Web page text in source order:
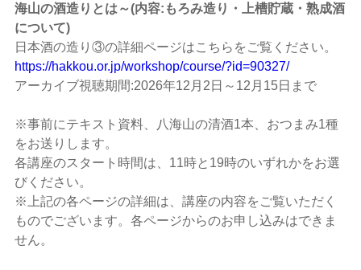
海山の酒造りとは～(内容:もろみ造り・上槽貯蔵・熟成酒
について)
日本酒の造り③の詳細ページはこちらをご覧ください。
https://hakkou.or.jp/workshop/course/?id=90327/
アーカイブ視聴期間:2026年12月2日～12月15日まで
※事前にテキスト資料、八海山の清酒1本、おつまみ1種
をお送りします。
各講座のスタート時間は、11時と19時のいずれかをお選
びください。
※上記の各ページの詳細は、講座の内容をご覧いただく
ものでございます。各ページからのお申し込みはできま
せん。